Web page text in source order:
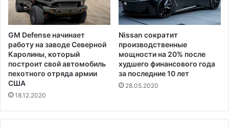
»
GM Defense начинает
работу на заводе Северной
Каролины, который
построит свой автомобиль
пехотного отряда армии
США
18.12.2020
Nissan сократит
производственные
мощности на 20% после
худшего финансового года
за последние 10 лет
28.05.2020